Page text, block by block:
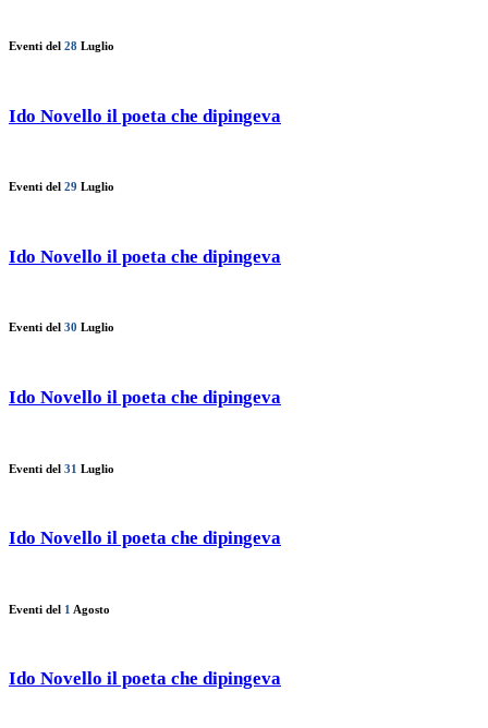
Eventi del 28 Luglio
Ido Novello il poeta che dipingeva
Eventi del 29 Luglio
Ido Novello il poeta che dipingeva
Eventi del 30 Luglio
Ido Novello il poeta che dipingeva
Eventi del 31 Luglio
Ido Novello il poeta che dipingeva
Eventi del 1 Agosto
Ido Novello il poeta che dipingeva